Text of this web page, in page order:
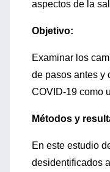
aspectos de la
Objetivo:
Examinar los
de pasos antes y
COVID-19 como
Métodos y
En este estudio
desidentificados